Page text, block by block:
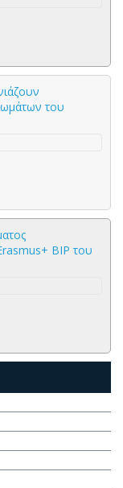
του
BIP του